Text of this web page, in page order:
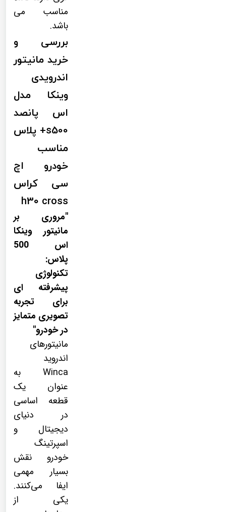
مناسب می
باشد.
بررسی و
خرید مانیتور
اندرویدی
وینکا مدل
اس پانصد
s500+ پلاس
مناسب
خودرو اچ
سی کراس
h30 cross
"مروری بر
مانیتور وینکا
اس 500
پلاس:
تکنولوژی
پیشرفته ای
برای تجربه
تصویری متمایز
در خودرو"
مانیتورهای
اندروید
Winca به
عنوان یک
قطعه اساسی
در دنیای
دیجیتال و
اسپرتینگ
خودرو نقش
بسیار مهمی
ایفا می‌کنند.
یکی از